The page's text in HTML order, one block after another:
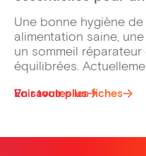
Voir toutes les fiches
Une bonne hygiène
alimentation saine,
un sommeil
équilibrées.
En savoir plus